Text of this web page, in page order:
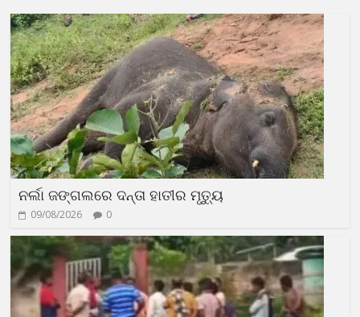
ନର୍ଲା ଜଙ୍ଗଲରେ ଦନ୍ତା ହାତୀର ମୃତ୍ୟୁ
09/08/2026 0